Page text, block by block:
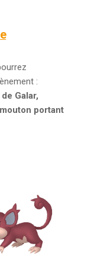
:
Galar,
portant